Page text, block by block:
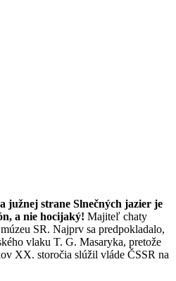
južnej strane Slnečných jazier je
a nie hocijaký! Majiteľ chaty
SR. Najprv sa predpokladalo,
vlaku T. G. Masaryka, pretože
XX. storočia slúžil vláde ČSSR na